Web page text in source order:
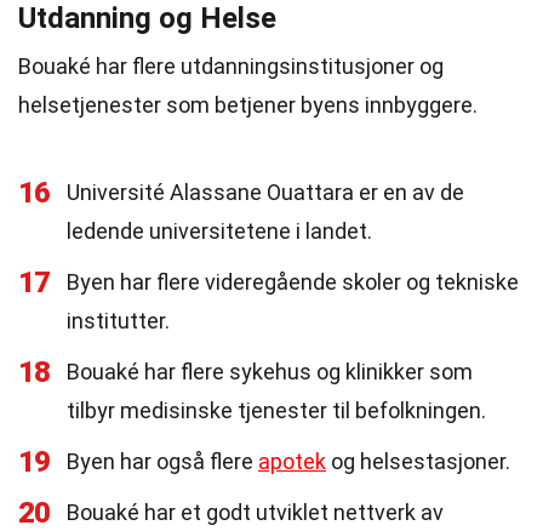
Utdanning og Helse
Bouaké har flere utdanningsinstitusjoner og
helsetjenester som betjener byens innbyggere.
16
Université Alassane Ouattara er en av de
ledende universitetene i landet.
17
Byen har flere videregående skoler og tekniske
institutter.
18
Bouaké har flere sykehus og klinikker som
tilbyr medisinske tjenester til befolkningen.
19 Byen har også flere apotek og helsestasjoner.
20
Bouaké har et godt utviklet nettverk av